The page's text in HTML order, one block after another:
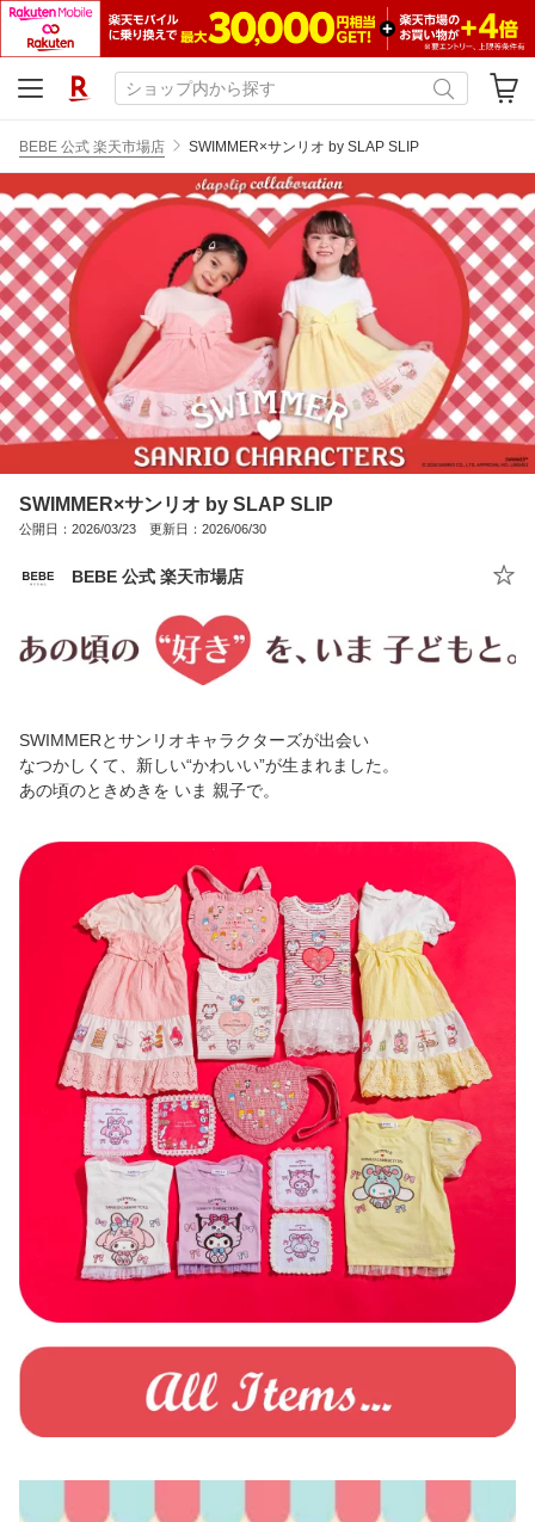
BEBE 公式 楽天市場店 SWIMMER×サンリオ by SLAP SLIP
SWIMMER×サンリオ by SLAP SLIP
公開日：2026/03/23 更新日：2026/06/30
BEBE 公式 楽天市場店
SWIMMERとサンリオキャラクターズが出会い
なつかしくて、新しい“かわいい”が生まれました。
あの頃のときめきを いま 親子で。